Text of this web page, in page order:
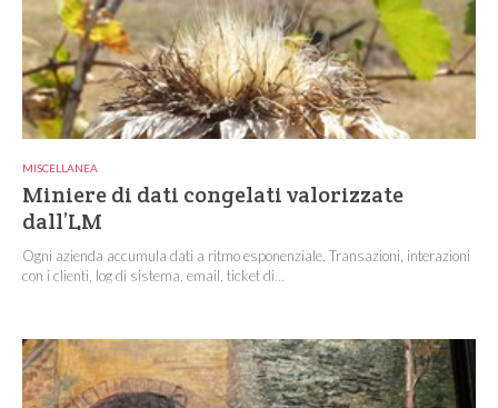
MISCELLANEA
Miniere di dati congelati valorizzate
dall’LM
Ogni azienda accumula dati a ritmo esponenziale. Transazioni, interazioni
con i clienti, log di sistema, email, ticket di...